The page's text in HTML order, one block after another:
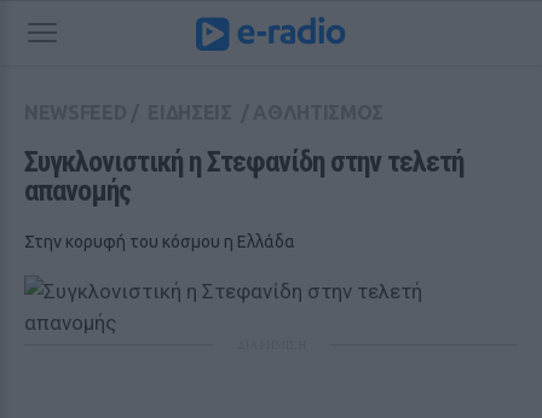
Συγκλονιστική η Στεφανίδη στην τελετή
απανομής
Στην κορυφή του κόσμου η Ελλάδα